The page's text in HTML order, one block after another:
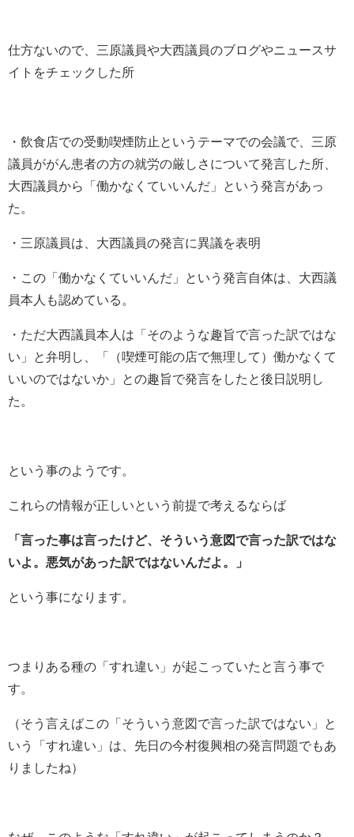
仕方ないので、三原議員や大西議員のブログやニュースサ
イトをチェックした所
・飲食店での受動喫煙防止というテーマでの会議で、三原
議員ががん患者の方の就労の厳しさについて発言した所、
大西議員から「働かなくていいんだ」という発言があっ
た。
・三原議員は、大西議員の発言に異議を表明
・この「働かなくていいんだ」という発言自体は、大西議
員本人も認めている。
・ただ大西議員本人は「そのような趣旨で言った訳ではな
い」と弁明し、「（喫煙可能の店で無理して）働かなくて
いいのではないか」との趣旨で発言をしたと後日説明し
た。
という事のようです。
これらの情報が正しいという前提で考えるならば
「言った事は言ったけど、そういう意図で言った訳ではな
いよ。悪気があった訳ではないんだよ。」
という事になります。
つまりある種の「すれ違い」が起こっていたと言う事で
す。
（そう言えばこの「そういう意図で言った訳ではない」と
いう「すれ違い」は、先日の今村復興相の発言問題でもあ
りましたね）